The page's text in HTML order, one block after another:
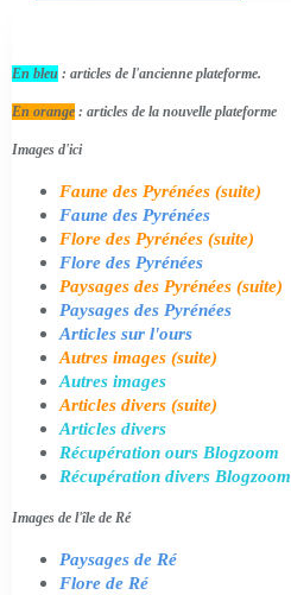
En bleu : articles de l'ancienne plateforme.
En orange : articles de la nouvelle plateforme
Images d'ici
Faune des Pyrénées (suite)
Faune des Pyrénées
Flore des Pyrénées (suite)
Flore des Pyrénées
Paysages des Pyrénées (suite)
Paysages des Pyrénées
Articles sur l'ours
Autres images (suite)
Autres images
Articles divers (suite)
Articles divers
Récupération ours Blogzoom
Récupération divers Blogzoom
Images de l'île de Ré
Paysages de Ré
Flore de Ré